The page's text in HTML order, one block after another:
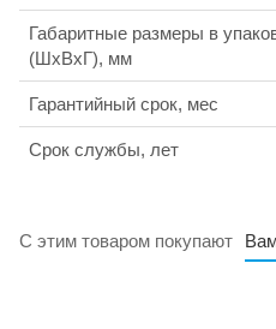
Габаритные размеры в
(ШхВхГ), мм
Гарантийный срок, мес
Срок службы, лет
С этим товаром покупают